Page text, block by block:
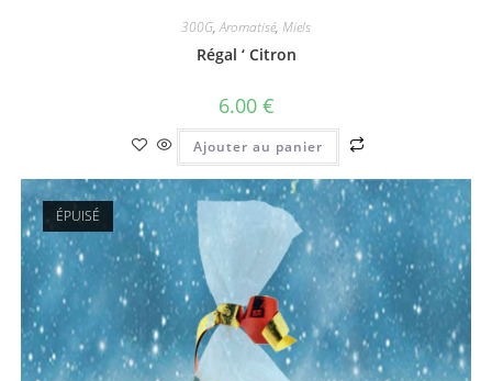
300G,Aromatisé, Miels
Régal ‘ Citron
6.00 €
Ajouter au panier
ÉPUISÉ